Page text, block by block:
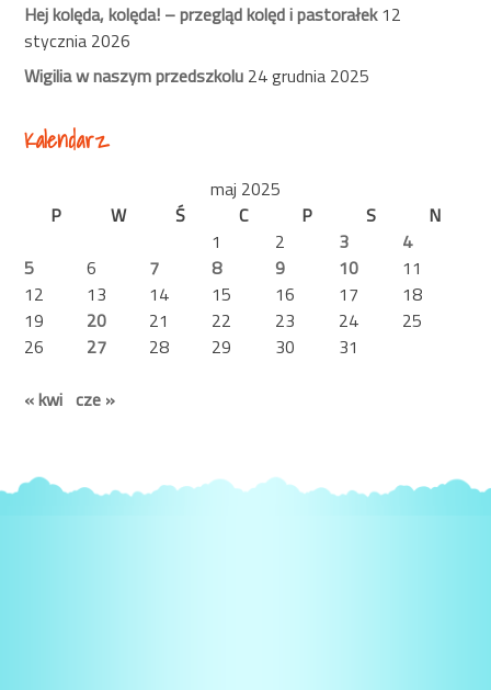
Hej kolęda, kolęda! – przegląd kolęd i pastorałek12
stycznia 2026
Wigilia w naszym przedszkolu 24 grudnia 2025
Kalendarz
maj 2025
P
W Ś C P S
N
1
2 3
4
5
6 7 8 9 10
11
12
13 14 15 16 17
18
19
20 21 22 23 24
25
26
27 28 29 30
31
« kwi cze »